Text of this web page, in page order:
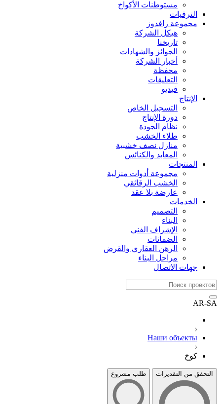
مستوطنات الأكواخ
الترقيات
مجموعة زافدوز
هيكل الشركة
تاريخنا
الجوائز والشهادات
أخبار الشركة
محفظة
التعليقات
فيديو
الإنتاج
التسجيل الخاص
دورة الإنتاج
نظام الجودة
طلاء الخشب
منازل نصف خشبية
المعابد والكنائس
المنتجات
مجموعة أدوات منزلية
الخشب الرقائقي
عارضة بلا عقد
الخدمات
التصميم
البناء
الإشراف الفني
الضمانات
الرهن العقاري والقرض
مراحل البناء
جهات الاتصال
AR-SA
Наши объекты
كوخ
التحقق من التقديرات طلب مشروع